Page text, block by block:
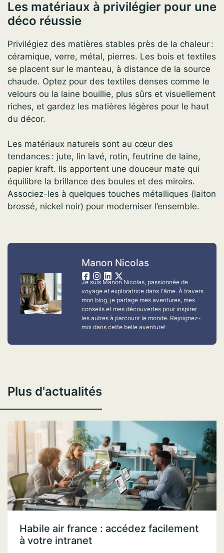
Les matériaux à privilégier pour une
déco réussie
Privilégiez des matières stables près de la chaleur :
céramique, verre, métal, pierres. Les bois et textiles
se placent sur le manteau, à distance de la source
chaude. Optez pour des textiles denses comme le
velours ou la laine bouillie, plus sûrs et visuellement
riches, et gardez les matières légères pour le haut
du décor.
Les matériaux naturels sont au cœur des
tendances : jute, lin lavé, rotin, feutrine de laine,
papier kraft. Ils apportent une douceur mate qui
équilibre la brillance des boules et des miroirs.
Associez-les à quelques touches métalliques (laiton
brossé, nickel noir) pour moderniser l’ensemble.
Manon Nicolas
Je suis Manon Nicolas, passionnée de
voyage et exploratrice dans l'âme. À travers
mon blog, je partage mes aventures, mes
conseils et mes découvertes pour inspirer
les autres à parcourir le monde. Rejoignez-
moi dans cette belle aventure!
Plus d'actualités
Habile air france : accédez facilement
à votre intranet